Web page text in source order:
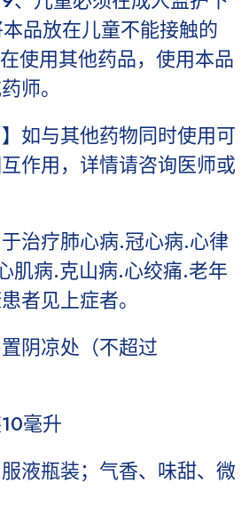
品放在儿童不能接触的
使用其他药品，使用本品
师。
】如与其他药物同时使用可
作用，详情请咨询医师或
于治疗肺心病.冠心病.心律
肌病.克山病.心绞痛.老年
者见上症者。
阴凉处（不超过
毫升
服液瓶装；气香、味甜、微